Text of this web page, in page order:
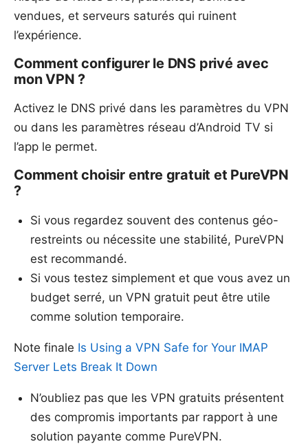
vendues, et serveurs saturés qui ruinent
l’expérience.
Comment configurer le DNS privé avec
mon VPN ?
Activez le DNS privé dans les paramètres du VPN
ou dans les paramètres réseau d’Android TV si
l’app le permet.
Comment choisir entre gratuit et PureVPN
?
Si vous regardez souvent des contenus géo-
restreints ou nécessite une stabilité, PureVPN
est recommandé.
Si vous testez simplement et que vous avez un
budget serré, un VPN gratuit peut être utile
comme solution temporaire.
Note finale Is Using a VPN Safe for Your IMAP
Server Lets Break It Down
N’oubliez pas que les VPN gratuits présentent
des compromis importants par rapport à une
solution payante comme PureVPN.